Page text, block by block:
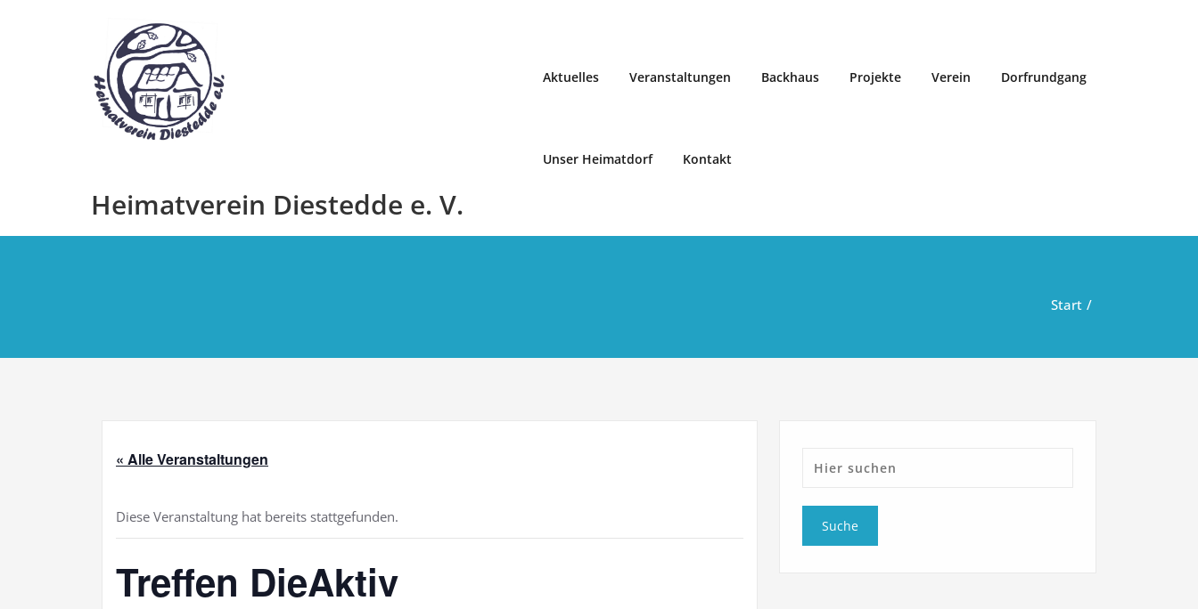
Heimatverein Diestedde e. V.
Aktuelles Veranstaltungen Backhaus Projekte Verein Dorfrundgang
Unser Heimatdorf Kontakt
Start
« Alle Veranstaltungen
Diese Veranstaltung hat bereits stattgefunden.
Treffen DieAktiv